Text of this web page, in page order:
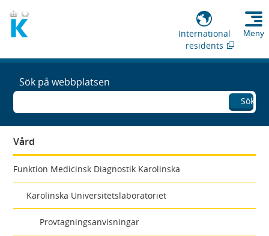
International
residents
Meny
Sök på webbplatsen
Sök
Vård
Funktion Medicinsk Diagnostik Karolinska
Karolinska Universitetslaboratoriet
Provtagningsanvisningar